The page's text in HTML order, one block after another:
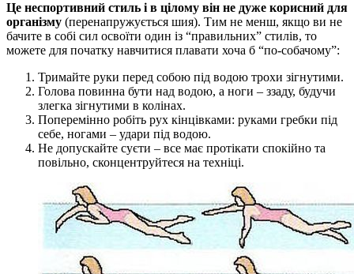
Це неспортивний стиль і в цілому він не дуже корисний для
організму (перенапружується шия). Тим не менш, якщо ви не
бачите в собі сил освоїти один із “правильних” стилів, то
можете для початку навчитися плавати хоча б “по-собачому”:
Тримайте руки перед собою під водою трохи зігнутими.
Голова повинна бути над водою, а ноги – ззаду, будучи
злегка зігнутими в колінах.
Поперемінно робіть рух кінцівками: руками гребки під
себе, ногами – удари під водою.
Не допускайте суєти – все має протікати спокійно та
повільно, сконцентруйтеся на техніці.